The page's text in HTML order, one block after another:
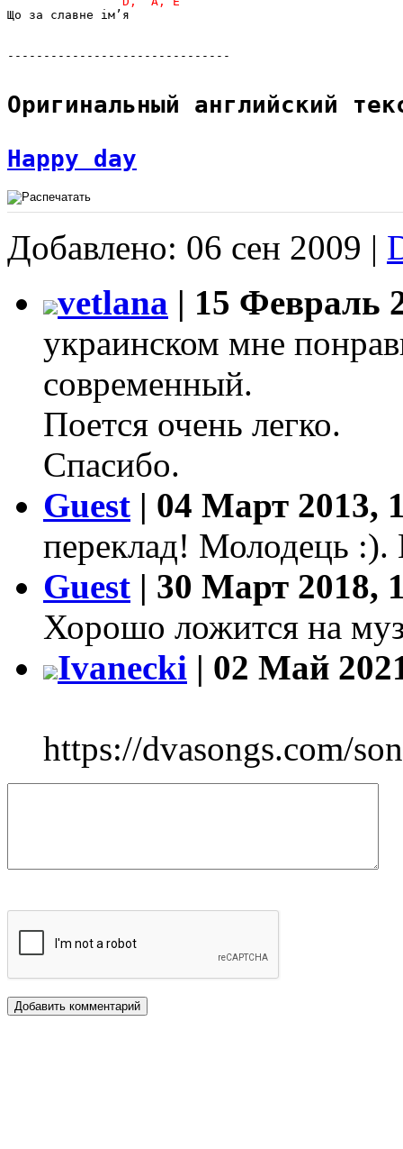
Що за славне ім’я
-------------------------------
Оригинальный английский
Happy day
Добавлено: 06 сен 2009 |
vetlana | 15 Февраль
украинском мне
современный.
Поется очень легко.
Спасибо.
Guest | 04 Март 2013,
переклад! Молодець :).
Guest | 30 Март 2018,
Хорошо ложится на
Ivanecki | 02 Май
https://dvasongs.com/